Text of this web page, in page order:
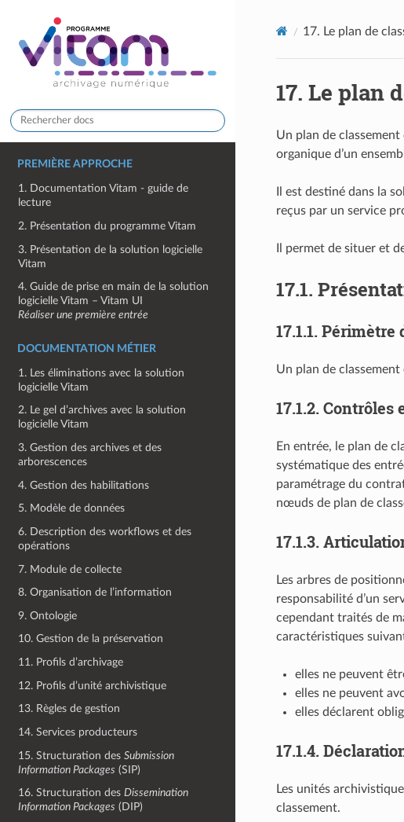
PREMIÈRE APPROCHE
1. Documentation Vitam - guide de
lecture
2. Présentation du programme Vitam
3. Présentation de la solution logicielle
Vitam
4. Guide de prise en main de la solution
logicielle Vitam – Vitam UI
Réaliser une première entrée
DOCUMENTATION MÉTIER
1. Les éliminations avec la solution
logicielle Vitam
2. Le gel d’archives avec la solution
logicielle Vitam
3. Gestion des archives et des
arborescences
4. Gestion des habilitations
5. Modèle de données
6. Description des workflows et des
opérations
7. Module de collecte
8. Organisation de l’information
9. Ontologie
10. Gestion de la préservation
11. Profils d’archivage
12. Profils d’unité archivistique
13. Règles de gestion
14. Services producteurs
15. Structuration desSubmission
Information Packages (SIP)
16. Structuration desDissemination
Information Packages (DIP)
17. Le plan de
17. Le plan
Un plan de
organique d’un
Il est destiné dans la
reçus par un service
Il permet de situer et
17.1.
17.1.1. Périmètre
Un plan de
17.1.2. Contrôles
En entrée, le plan de
systématique des
paramétrage du
nœuds de plan de
17.1.3.
Les arbres de
responsabilité d’un
cependant traités de
caractéristiques
elles ne peuvent
elles ne peuvent
elles déclarent
17.1.4.
Les unités
classement.